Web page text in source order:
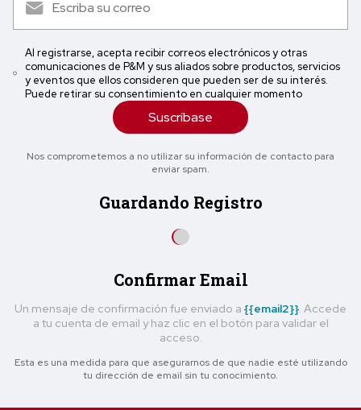
Al registrarse, acepta recibir correos electrónicos y otras
comunicaciones de P&M y sus aliados sobre productos, servicios
y eventos que ellos consideren que pueden ser de su interés.
Puede retirar su consentimiento en cualquier momento
Suscríbase
Nos comprometemos a no utilizar su información de contacto para
enviar spam.
Guardando Registro
Confirmar Email
Un mensaje de confirmación fue enviado a {{email2}}. Accede
a tu cuenta de email y haz clic en el botón para validar el
acceso.
Esta es una medida para que asegurarnos de que nadie esté utilizando
tu dirección de email sin tu conocimiento.